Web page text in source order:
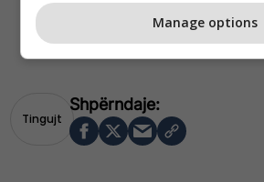
Tingujt
Manage options